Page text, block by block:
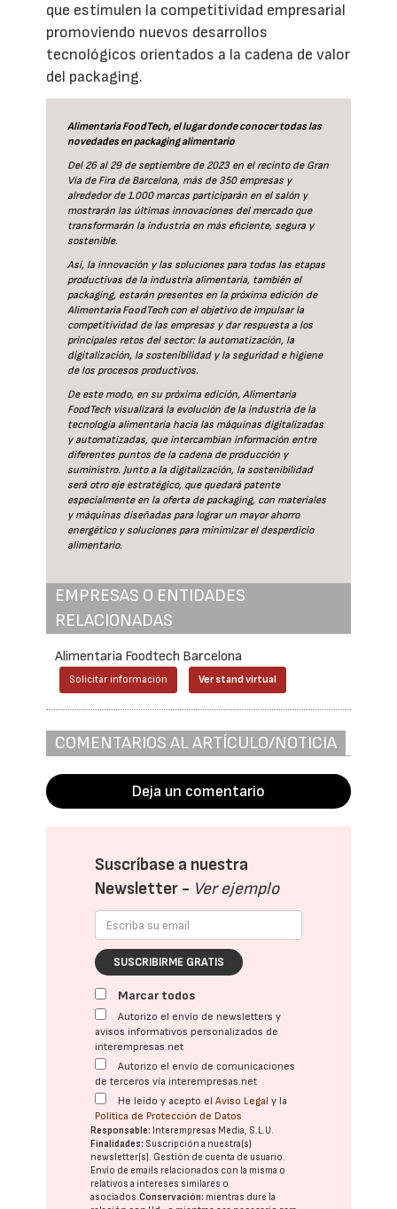
que estimulen la competitividad empresarial
promoviendo nuevos desarrollos
tecnológicos orientados a la cadena de valor
del packaging.
Alimentaria FoodTech, el lugar donde conocer todas las
novedades en packaging alimentario
Del 26 al 29 de septiembre de 2023 en el recinto de Gran
Vía de Fira de Barcelona, más de 350 empresas y
alrededor de 1.000 marcas participarán en el salón y
mostrarán las últimas innovaciones del mercado que
transformarán la industria en más eficiente, segura y
sostenible.
Así, la innovación y las soluciones para todas las etapas
productivas de la industria alimentaria, también el
packaging, estarán presentes en la próxima edición de
Alimentaria FoodTech con el objetivo de impulsar la
competitividad de las empresas y dar respuesta a los
principales retos del sector: la automatización, la
digitalización, la sostenibilidad y la seguridad e higiene
de los procesos productivos.
De este modo, en su próxima edición, Alimentaria
FoodTech visualizará la evolución de la industria de la
tecnología alimentaria hacia las máquinas digitalizadas
y automatizadas, que intercambian información entre
diferentes puntos de la cadena de producción y
suministro. Junto a la digitalización, la sostenibilidad
será otro eje estratégico, que quedará patente
especialmente en la oferta de packaging, con materiales
y máquinas diseñadas para lograr un mayor ahorro
energético y soluciones para minimizar el desperdicio
alimentario.
EMPRESAS O ENTIDADES
RELACIONADAS
Alimentaria Foodtech Barcelona
Solicitar información Ver stand virtual
COMENTARIOS AL ARTÍCULO/NOTICIA
Deja un comentario
Suscríbase a nuestra
Newsletter - Ver ejemplo
SUSCRIBIRME GRATIS
Marcar todos
Autorizo el envío de newsletters y
avisos informativos personalizados de
interempresas.net
Autorizo el envío de comunicaciones
de terceros vía interempresas.net
He leído y acepto elAviso Legal y la
Política de Protección de Datos
Responsable: Interempresas Media, S.L.U.
Finalidades: Suscripción a nuestra(s)
newsletter(s). Gestión de cuenta de usuario.
Envío de emails relacionados con la misma o
relativos a intereses similares o
asociados.Conservación: mientras dure la